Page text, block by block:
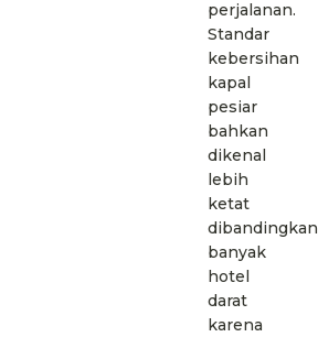
perjalanan.
Standar
kebersihan
kapal
pesiar
bahkan
dikenal
lebih
ketat
dibandingkan
banyak
hotel
darat
karena